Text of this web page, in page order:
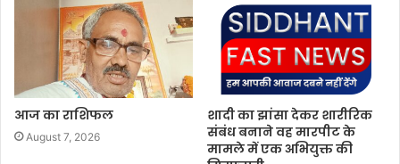
आज का राशिफल
August 7, 2026
शादी का झांसा देकर शारीरिक
संबंध बनाने वह मारपीट के
मामले में एक अभियुक्त की